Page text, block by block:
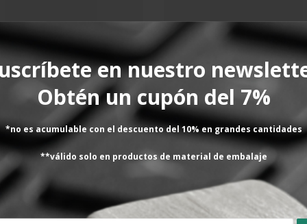
en nuestro
Obtén un cupón del 7%
*no es acumulable con el descuento del 10% en grandes cantidades
**válido solo en productos de material de embalaje
ROBOT S7
de detección de los palets
142,58€ SIN IVA
AÑADIR AL CARRITO
ROBOT S7
Fuelle de dirección de las
delanteras
16,83€ SIN IVA
AÑADIR AL CARRITO